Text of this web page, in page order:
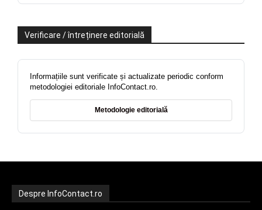
Verificare / întreținere editorială
Informațiile sunt verificate și actualizate periodic conform
metodologiei editoriale InfoContact.ro.
Metodologie editorială
Despre InfoContact.ro